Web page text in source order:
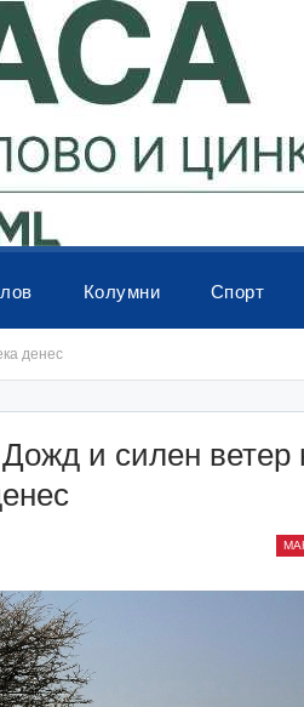
Колумни Спорт
денес
и силен ветер